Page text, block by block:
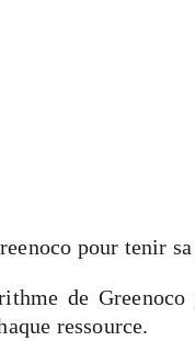
pour tenir sa
de
ressource.